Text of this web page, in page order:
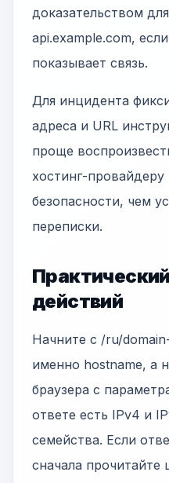
доказательством
api.example.com,
показывает связь.
Для инцидента
адреса и URL
проще
хостинг-
безопасности, чем
переписки.
действий
Начните с /ru/
именно hostname, а
браузера с
ответе есть IPv4 и
семейства. Если
сначала прочитайте